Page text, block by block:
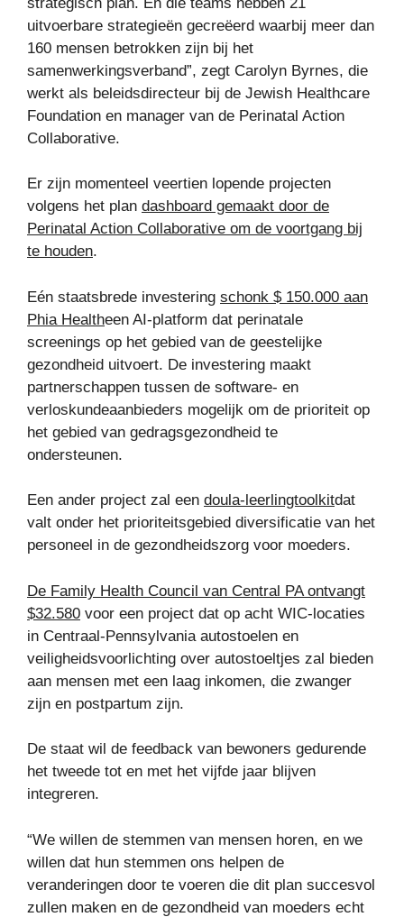
uitvoerbare strategieën gecreëerd waarbij meer dan
160 mensen betrokken zijn bij het
samenwerkingsverband”, zegt Carolyn Byrnes, die
werkt als beleidsdirecteur bij de Jewish Healthcare
Foundation en manager van de Perinatal Action
Collaborative.
Er zijn momenteel veertien lopende projecten
volgens het plan dashboard gemaakt door de
Perinatal Action Collaborative om de voortgang bij
te houden.
Eén staatsbrede investering schonk $ 150.000 aan
Phia Healtheen AI-platform dat perinatale
screenings op het gebied van de geestelijke
gezondheid uitvoert. De investering maakt
partnerschappen tussen de software- en
verloskundeaanbieders mogelijk om de prioriteit op
het gebied van gedragsgezondheid te
ondersteunen.
Een ander project zal een doula-leerlingtoolkitdat
valt onder het prioriteitsgebied diversificatie van het
personeel in de gezondheidszorg voor moeders.
De Family Health Council van Central PA ontvangt
$32.580 voor een project dat op acht WIC-locaties
in Centraal-Pennsylvania autostoelen en
veiligheidsvoorlichting over autostoeltjes zal bieden
aan mensen met een laag inkomen, die zwanger
zijn en postpartum zijn.
De staat wil de feedback van bewoners gedurende
het tweede tot en met het vijfde jaar blijven
integreren.
“We willen de stemmen van mensen horen, en we
willen dat hun stemmen ons helpen de
veranderingen door te voeren die dit plan succesvol
zullen maken en de gezondheid van moeders echt